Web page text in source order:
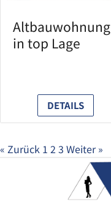
Altbauwohnung
in top Lage
DETAILS
« Zurück 1 2 3 Weiter »